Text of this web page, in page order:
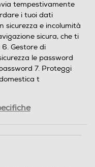
tempestivamente
i tuoi dati
sicurezza e incolumità
sicura, che ti
Gestore di
le password
7. Proteggi
t
Protection, la